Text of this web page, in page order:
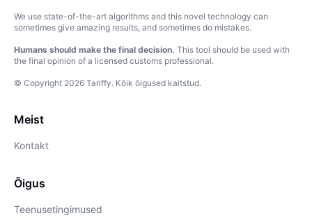
We use state-of-the-art algorithms and this novel technology can
sometimes give amazing results, and sometimes do mistakes.
Humans should make the final decision. This tool should be used with
the final opinion of a licensed customs professional.
© Copyright 2026 Tariffy. Kõik õigused kaitstud.
Meist
Kontakt
Õigus
Teenusetingimused